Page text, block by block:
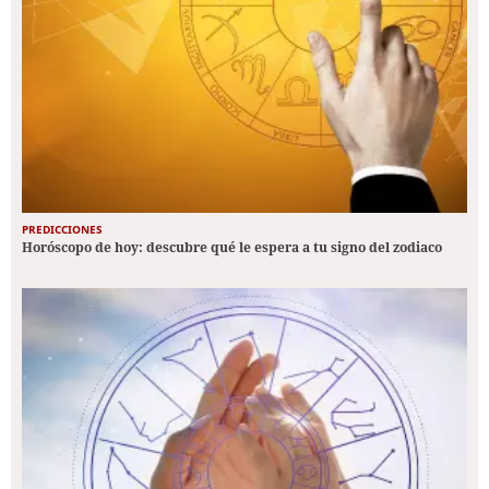
PREDICCIONES
Horóscopo de hoy: descubre qué le espera a tu signo del zodiaco